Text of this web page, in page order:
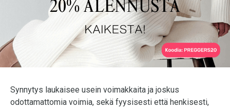
Synnytys laukaisee usein voimakkaita ja joskus
odottamattomia voimia, sekä fyysisesti että henkisesti,